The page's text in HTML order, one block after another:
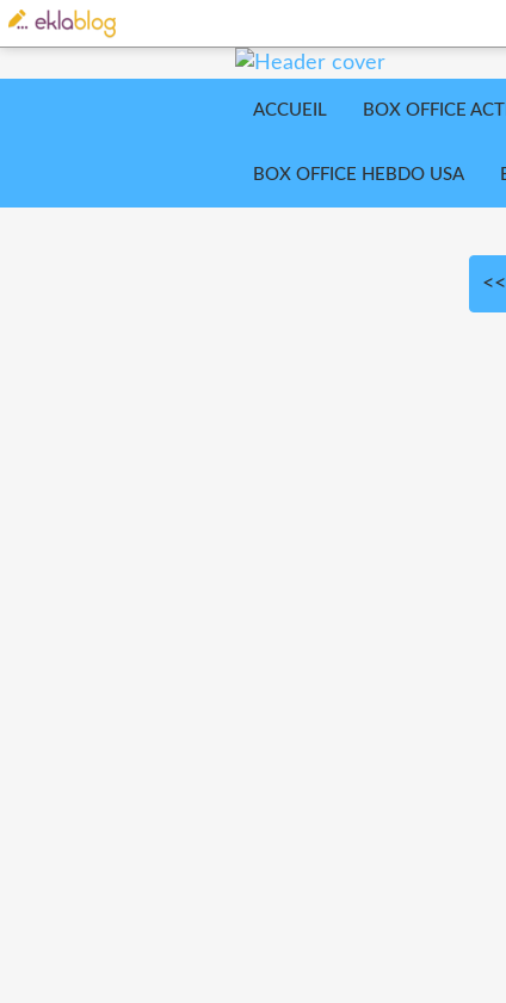
ACCUEIL BOX OFFICE
BOX OFFICE HEBDO USA
<<